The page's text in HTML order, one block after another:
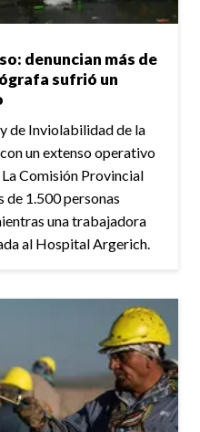
denuncian más de
sufrió un
de Inviolabilidad de la
un extenso operativo
Comisión Provincial
1.500 personas
una trabajadora
al Hospital Argerich.